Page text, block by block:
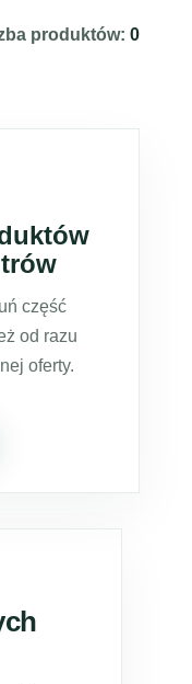
produktów: 0
część
od razu
oferty.